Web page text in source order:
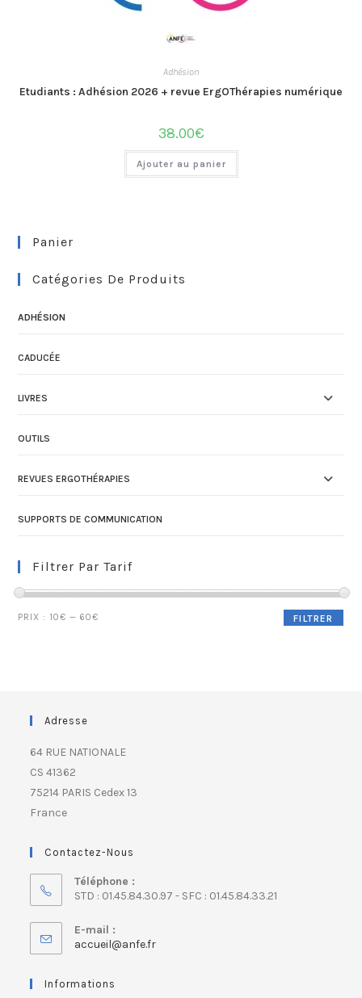
Adhésion
Etudiants : Adhésion 2026 + revue ErgOThérapies numérique
38.00€
Ajouter au panier
Panier
Catégories De Produits
ADHÉSION
CADUCÉE
LIVRES
OUTILS
REVUES ERGOTHÉRAPIES
SUPPORTS DE COMMUNICATION
Filtrer Par Tarif
FILTRER
PRIX : 10€ —60€
Adresse
64 RUE NATIONALE
CS 41362
75214 PARIS Cedex 13
France
Contactez-Nous
Téléphone :
STD : 01.45.84.30.97 - SFC : 01.45.84.33.21
E-mail :
accueil@anfe.fr
Informations